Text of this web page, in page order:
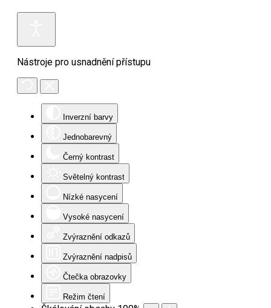
Nástroje pro usnadnění přístupu
Inverzní barvy
Jednobarevný
Černý kontrast
Světelný kontrast
Nízké nasycení
Vysoké nasycení
Zvýraznění odkazů
Zvýraznění nadpisů
Čtečka obrazovky
Režim čtení